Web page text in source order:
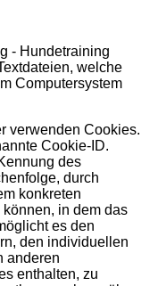
- Hundetraining
welche
Computersystem
verwenden Cookies.
Cookie-ID.
des
durch
konkreten
können, in dem das
es den
den individuellen
anderen
enthalten, zu